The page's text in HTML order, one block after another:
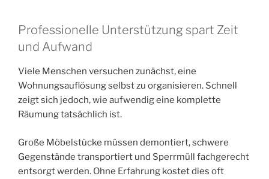
Professionelle Unterstützung spart Zeit
und Aufwand
Viele Menschen versuchen zunächst, eine
Wohnungsauflösung selbst zu organisieren. Schnell
zeigt sich jedoch, wie aufwendig eine komplette
Räumung tatsächlich ist.
Große Möbelstücke müssen demontiert, schwere
Gegenstände transportiert und Sperrmüll fachgerecht
entsorgt werden. Ohne Erfahrung kostet dies oft